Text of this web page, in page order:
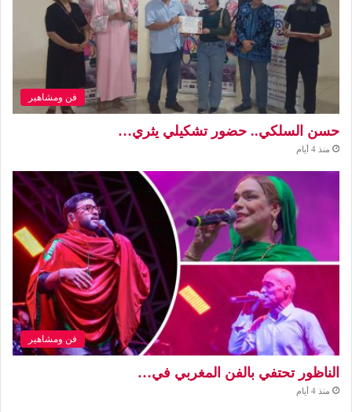
فن ومشاهير
حسن السلكي.. حضور تشكيلي يثري…
منذ 4 أيام
فن ومشاهير
الناظور تحتفي بالفن المغربي في…
منذ 4 أيام